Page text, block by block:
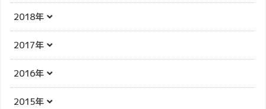
2018年
2017年
2016年
2015年